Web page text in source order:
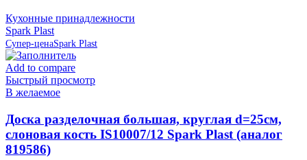
Кухонные принадлежности
Spark Plast
Супер-ценаSpark Plast
Add to compare
Быстрый просмотр
В желаемое
Доска разделочная большая, круглая d=25см,
слоновая кость IS10007/12 Spark Plast (аналог
819586)